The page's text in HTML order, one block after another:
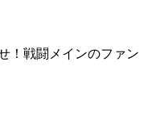
！戦闘メインのファン